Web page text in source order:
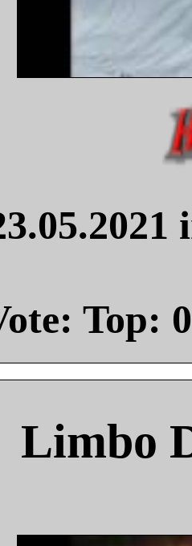
Top: 0
Limbo